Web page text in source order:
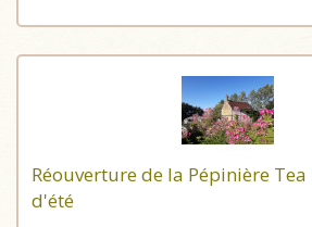
Réouverture de la Pépinière
d'été